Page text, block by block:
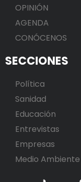
OPINIÓN
AGENDA
CONÓCENOS
SECCIONES
Política
Sanidad
Educación
Entrevistas
Empresas
Medio Ambiente